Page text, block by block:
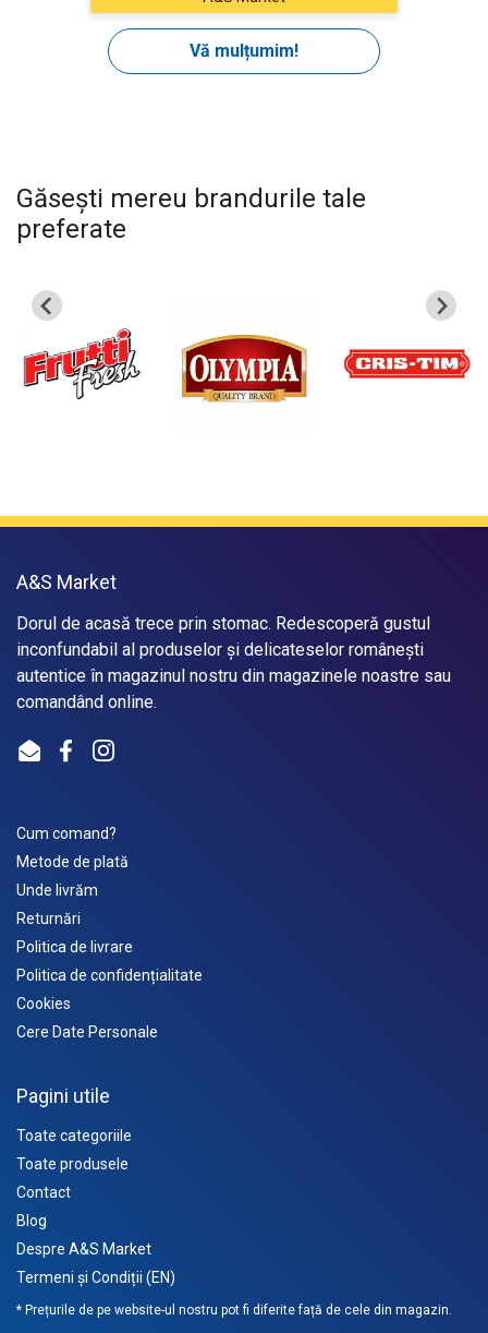
Găsești mereu brandurile tale
preferate
A&S Market
Dorul de acasă trece prin stomac. Redescoperă gustul
inconfundabil al produselor și delicateselor românești
autentice în magazinul nostru din magazinele noastre sau
comandând online.
EmailFacebookInstagram
Cum comand?
Metode de plată
Unde livrăm
Returnări
Politica de livrare
Politica de confidențialitate
Cookies
Cere Date Personale
Pagini utile
Toate categoriile
Toate produsele
Contact
Blog
Despre A&S Market
Termeni și Condiții (EN)
* Prețurile de pe website-ul nostru pot fi diferite față de cele din magazin.